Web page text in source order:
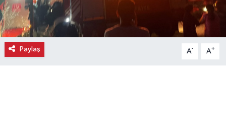
Paylaş A- A+
Gurme
Haber